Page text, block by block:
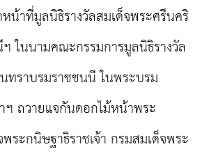
น้าที่มูลนิธิรางวัลสมเด็จพระศรีนคริ
ในนามคณะกรรมการมูลนิธิรางวัล
ทราบรมราชชนนี ในพระบรม
ถวายแจกันดอกไม้หน้าพระ
ะกนิษฐาธิราชเจ้า กรมสมเด็จพระ